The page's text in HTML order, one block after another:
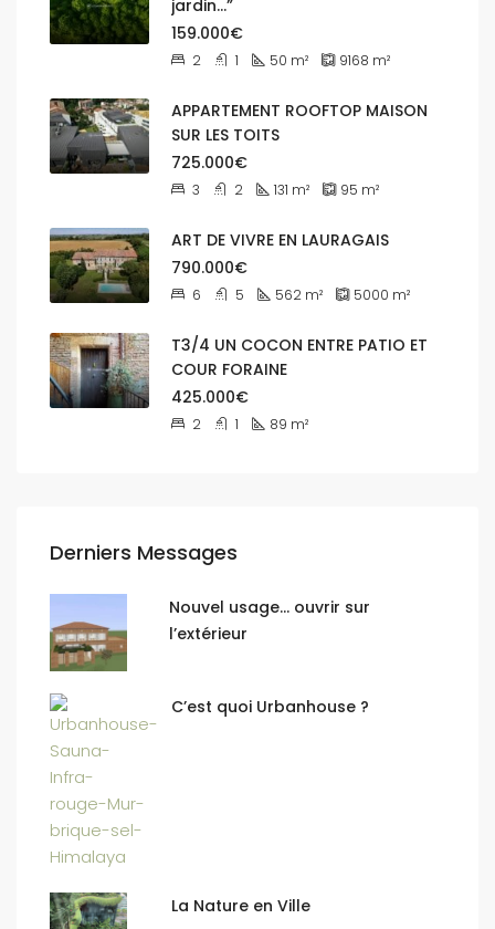
jardin…”
159.000€
2 1 50 m² 9168 m²
APPARTEMENT ROOFTOP MAISON
SUR LES TOITS
725.000€
3 2 131 m² 95 m²
ART DE VIVRE EN LAURAGAIS
790.000€
6 5 562 m² 5000 m²
T3/4 UN COCON ENTRE PATIO ET
COUR FORAINE
425.000€
2 1 89 m²
Derniers Messages
Nouvel usage… ouvrir sur
l’extérieur
C’est quoi Urbanhouse ?
La Nature en Ville